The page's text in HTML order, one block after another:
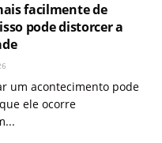
facilmente de
pode distorcer a
um acontecimento pode
ele ocorre